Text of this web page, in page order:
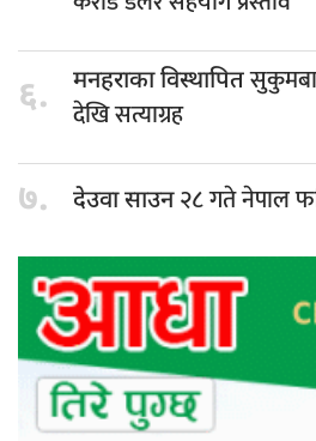
६. मनहराका विस्थापित
देखि सत्याग्रह
७. देउवा साउन२८ गते नेपाल